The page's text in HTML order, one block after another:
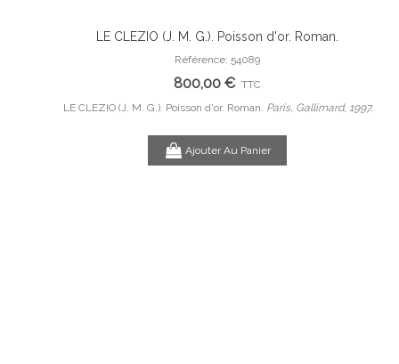
Ajouter Au Panier
LE CLEZIO (J. M. G.). Poisson d'or. Roman.
Référence: 54089
800,00 € TTC
LE CLEZIO (J. M. G.). Poisson d'or. Roman. Paris, Gallimard, 1997.
Ajouter Au Panier